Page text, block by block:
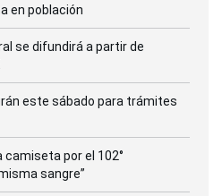
en población
se difundirá a partir de
este sábado para trámites
por el 102°
sangre”